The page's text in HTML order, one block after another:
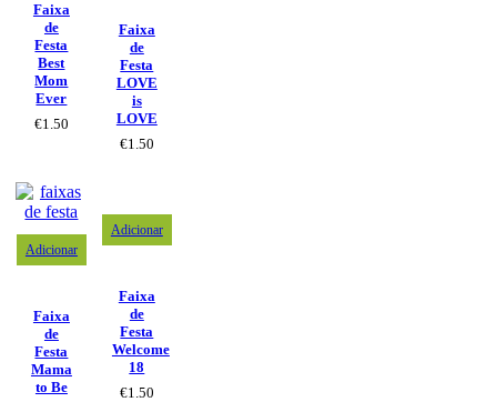
Faixa
de
Festa
Best
Mom
Ever
€1.50
Faixa
de
Festa
LOVE
is
LOVE
€1.50
Adicionar
Faixa
de
Festa
Mama
to Be
Adicionar
Faixa
de
Festa
Welcome
18
€1.50